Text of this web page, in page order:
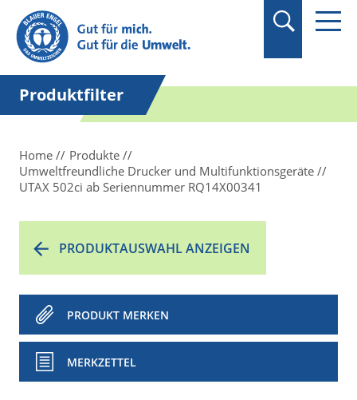
Suchbegriff in
Anführungszeichen
setzen.
Produktfilter
Home
Produkte
Umweltfreundliche Drucker und Multifunktionsgeräte
UTAX 502ci ab Seriennummer RQ14X00341
PRODUKTAUSWAHL ANZEIGEN
PRODUKT MERKEN
MERKZETTEL